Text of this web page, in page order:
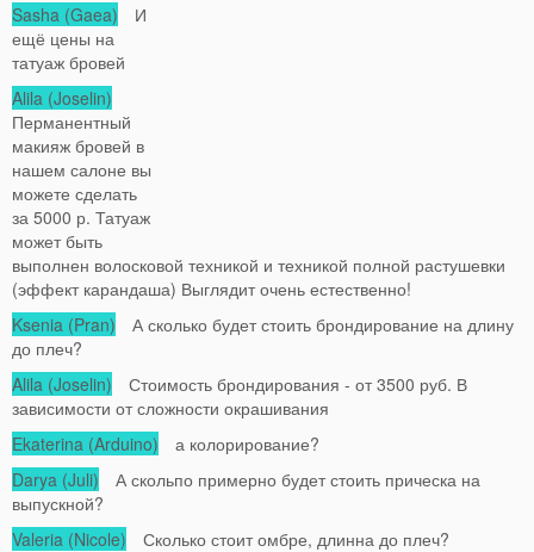
Sasha (Gaea) И
ещё цены на
татуаж бровей
Alila (Joselin)
Перманентный
макияж бровей в
нашем салоне вы
можете сделать
за 5000 р. Татуаж
может быть
выполнен волосковой техникой и техникой полной растушевки
(эффект карандаша) Выглядит очень естественно!
Ksenia (Pran) А сколько будет стоить брондирование на длину
до плеч?
Alila (Joselin) Стоимость брондирования - от 3500 руб. В
зависимости от сложности окрашивания
Ekaterina (Arduino) а колорирование?
Darya (Juli) А скольпо примерно будет стоить прическа на
выпускной?
Valeria (Nicole) Сколько стоит омбре, длинна до плеч?